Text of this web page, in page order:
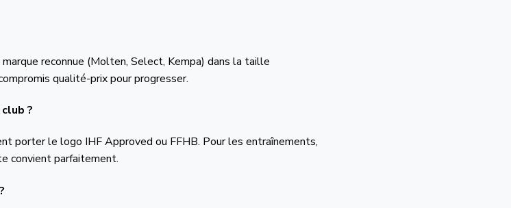
reconnue (Molten, Select, Kempa) dans la taille
qualité-prix pour progresser.
?
porter le logo IHF Approved ou FFHB. Pour les entraînements,
convient parfaitement.